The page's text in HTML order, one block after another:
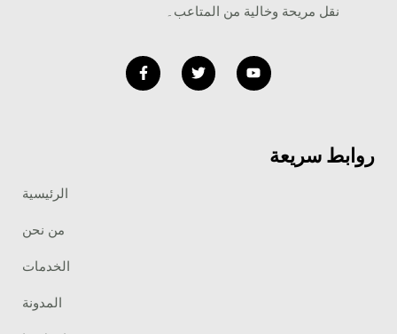
نقل مريحة وخالية من المتاعب۔
F
a
c
e
T
w
i
t
Y
o
u
t
روابط سريعة
الرئيسية
من نحن
الخدمات
المدونة